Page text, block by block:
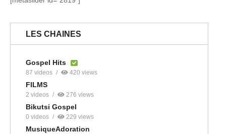
LES CHAINES
Gospel Hits
87 videos 420 views
FILMS
2 videos 276 views
Bikutsi Gospel
0 videos 229 views
MusiqueAdoration